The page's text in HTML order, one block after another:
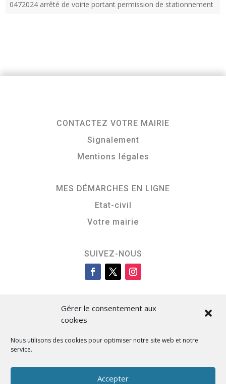
Gérer le consentement aux
cookies
Nous utilisons des cookies pour optimiser notre site web et notre
service.
Accepter
0472024 arrêté de voirie portant permission de stationnement
CONTACTEZ VOTRE MAIRIE
Signalement
Mentions légales
MES DÉMARCHES EN LIGNE
Etat-civil
Votre mairie
SUIVEZ-NOUS
Cità di L’Isula